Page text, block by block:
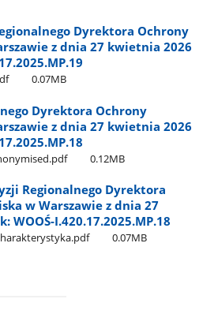
Dyrektora Ochrony
z dnia 27 kwietnia 2026
0.07MB
Dyrektora Ochrony
z dnia 27 kwietnia 2026
0.12MB
Regionalnego Dyrektora
w Warszawie z dnia 27
WOOŚ-I.420.17.2025.MP.18
0.07MB